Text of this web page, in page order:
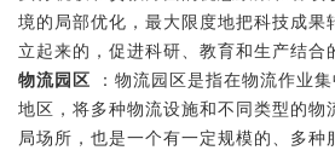
境的局部优化，最大限度地把科技成果
立起来的，促进科研、教育和生产结合
物流园区 ：物流园区是指在物流作业
地区，将多种物流设施和不同类型的物
局场所，也是一个有一定规模的、多种